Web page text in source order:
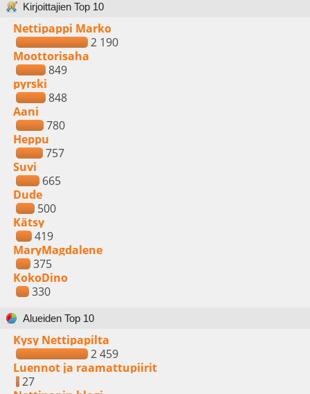
Kirjoittajien Top 10
Nettipappi Marko
2 190
Moottorisaha
849
pyrski
848
Aani
780
Heppu
757
Suvi
665
Dude
500
Kätsy
419
MaryMagdalene
375
KokoDino
330
Alueiden Top 10
Kysy Nettipapilta
2 459
Luennot ja raamattupiirit
27